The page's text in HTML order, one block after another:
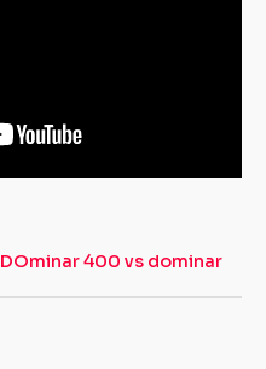
DOminar 400 vs dominar